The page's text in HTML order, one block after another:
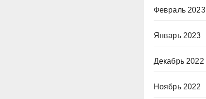
Февраль 2023
Январь 2023
Декабрь 2022
Ноябрь 2022